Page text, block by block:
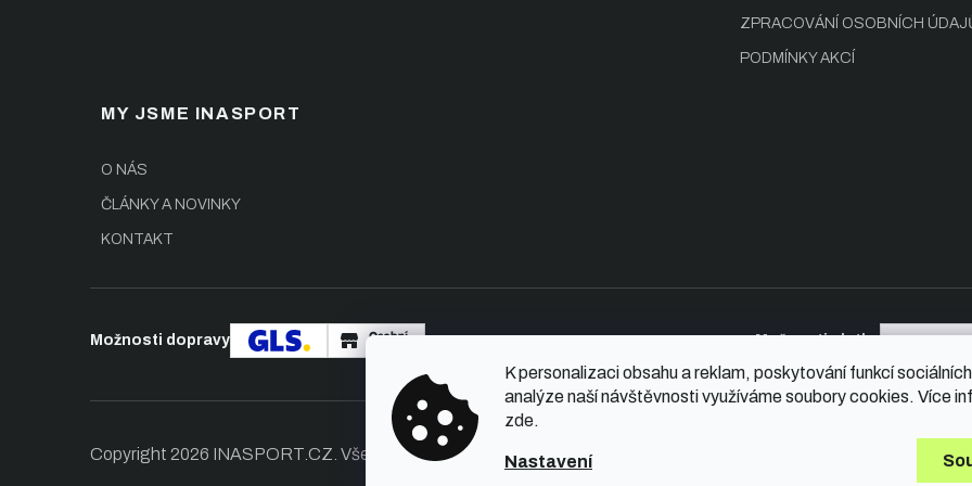
K personalizaci obsahu a reklam, poskytování funkcí
analýze naší návštěvnosti využíváme soubory cookies. Více
zde.
Nastavení
ZPRACOVÁNÍ OSOBNÍCH
PODMÍNKY AKCÍ
MY JSME INASPORT
O NÁS
ČLÁNKY A NOVINKY
KONTAKT
Možnosti dopravy Možnosti platby
Vytvořil
Copyright 2026 INASPORT.CZ . Všechna práva vyhrazena.